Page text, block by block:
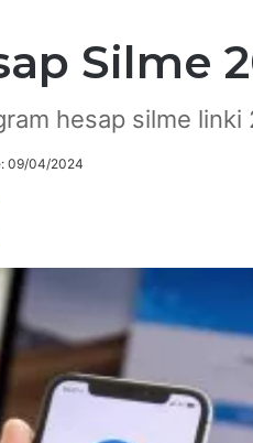
Silme
hesap silme linki
09/04/2024